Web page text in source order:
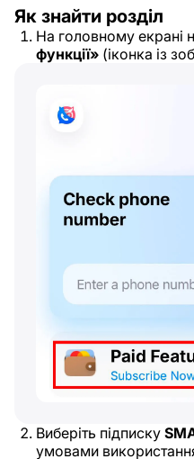
Як знайти розділ
На головному екрані
функції» (іконка із
Виберіть підписку
умовами